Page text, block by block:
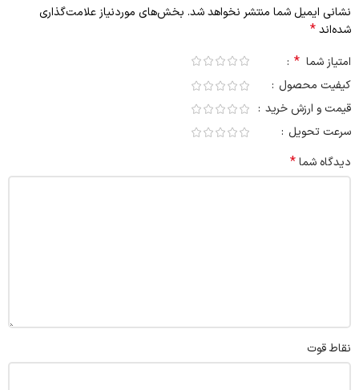
نشانی ایمیل شما منتشر نخواهد شد. بخش‌های موردنیاز علامت‌گذاری
شده‌اند*
امتیاز شما *
کیفیت محصول
قیمت و ارزش خرید
سرعت تحویل
دیدگاه شما*
نقاط قوت